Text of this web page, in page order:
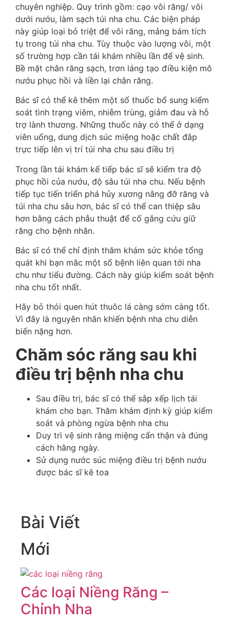
chuyên nghiệp. Quy trình gồm: cạo vôi răng/ vôi
dưới nướu, làm sạch túi nha chu. Các biện pháp
này giúp loại bỏ triệt để vôi răng, mảng bám tích
tụ trong túi nha chu. Tùy thuộc vào lượng vôi, một
số trường hợp cần tái khám nhiều lần để vệ sinh.
Bề mặt chân răng sạch, trơn láng tạo điều kiện mô
nướu phục hồi và liền lại chân răng.
Bác sĩ có thể kê thêm một số thuốc bổ sung kiểm
soát tình trạng viêm, nhiễm trùng, giảm đau và hỗ
trợ lành thương. Những thuốc này có thể ở dạng
viên uống, dung dịch súc miệng hoặc chất đắp
trực tiếp lên vị trí túi nha chu sau điều trị
Trong lần tái khám kế tiếp bác sĩ sẽ kiểm tra độ
phục hồi của nướu, độ sâu túi nha chu. Nếu bệnh
tiếp tục tiến triển phá hủy xương nâng đỡ răng và
túi nha chu sâu hơn, bác sĩ có thể can thiệp sâu
hơn bằng cách phẫu thuật để cố gắng cứu giữ
răng cho bệnh nhân.
Bác sĩ có thể chỉ định thăm khám sức khỏe tổng
quát khi bạn mắc một số bệnh liên quan tới nha
chu như tiểu đường. Cách này giúp kiểm soát bệnh
nha chu tốt nhất.
Hãy bỏ thói quen hút thuôc lá càng sớm càng tốt.
Vì đây là nguyên nhân khiến bệnh nha chu diễn
biến nặng hơn.
Chăm sóc răng sau khi
điều trị bệnh nha chu
Sau điều trị, bác sĩ có thể sắp xếp lịch tái
khám cho bạn. Thăm khám định kỳ giúp kiểm
soát và phòng ngừa bệnh nha chu
Duy trì vệ sinh răng miệng cẩn thận và đúng
cách hằng ngày.
Sử dụng nước súc miệng điều trị bệnh nướu
được bác sĩ kê toa
Bài Viết
Mới
Các loại Niềng Răng –
Chỉnh Nha